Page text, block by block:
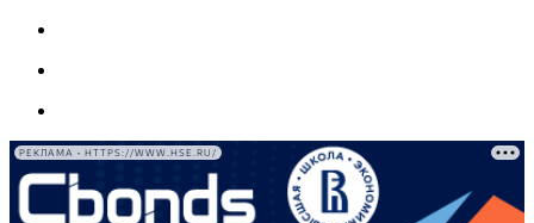
РЕКЛАМА • HTTPS://WWW.HSE.RU/